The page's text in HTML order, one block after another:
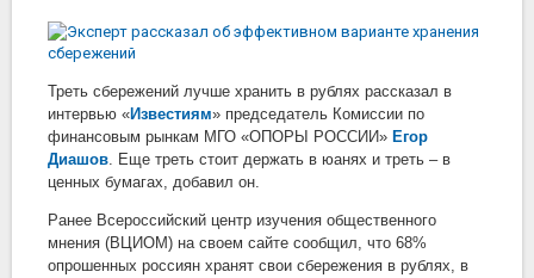
Треть сбережений лучше хранить в рублях рассказал в
интервью «Известиям» председатель Комиссии по
финансовым рынкам МГО «ОПОРЫ РОССИИ» Егор
Диашов. Еще треть стоит держать в юанях и треть – в
ценных бумагах, добавил он.
Ранее Всероссийский центр изучения общественного
мнения (ВЦИОМ) на своем сайте сообщил, что 68%
опрошенных россиян хранят свои сбережения в рублях, в